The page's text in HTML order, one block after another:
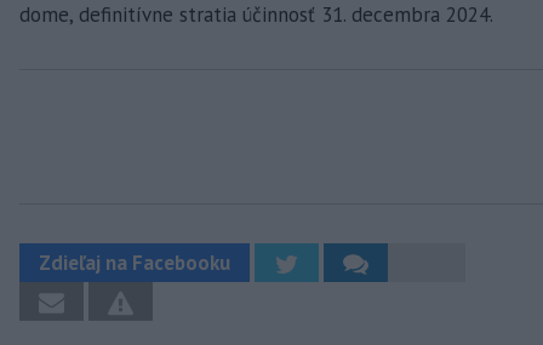
dome, definitívne stratia účinnosť 31. decembra 2024.
Zdieľaj na Facebooku